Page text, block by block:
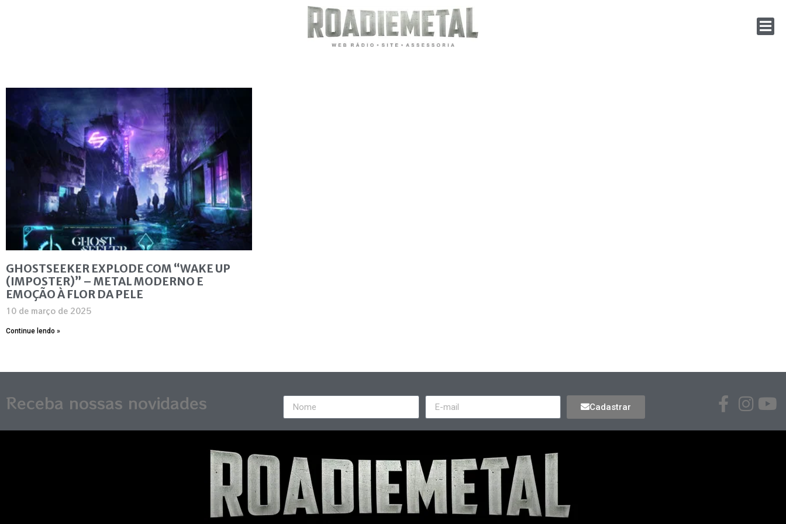
GHOSTSEEKER EXPLODE COM “WAKE UP
(IMPOSTER)” – METAL MODERNO E
EMOÇÃO À FLOR DA PELE
10 de março de 2025
Continue lendo »
Receba nossas novidades Cadastrar